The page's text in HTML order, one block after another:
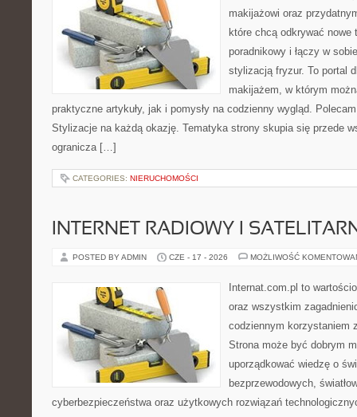
makijażowi oraz
które chcą odkrywać nowe
poradnikowy i łączy w
stylizacją fryzur. To portal
makijażem, w którym
praktyczne artykuły, jak i pomysły na codzienny wygląd.
Stylizacje na każdą okazję. Tematyka strony skupia się przede
ogranicza […]
CATEGORIES: NIERUCHOMOŚCI
INTERNET RADIOWY I
POSTED BY ADMIN CZE - 17 - 2026 MOŻLIWOŚĆ
Internat.com.pl to
oraz wszystkim
codziennym korzystaniem
Strona może być dobrym
uporządkować wiedzę o
bezprzewodowych,
cyberbezpieczeństwa oraz użytkowych rozwiązań